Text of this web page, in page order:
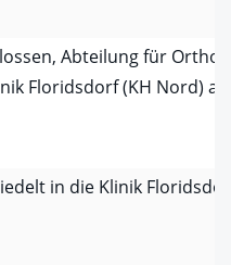
Abteilung für
Floridsdorf (KH Nord)
in die Klinik